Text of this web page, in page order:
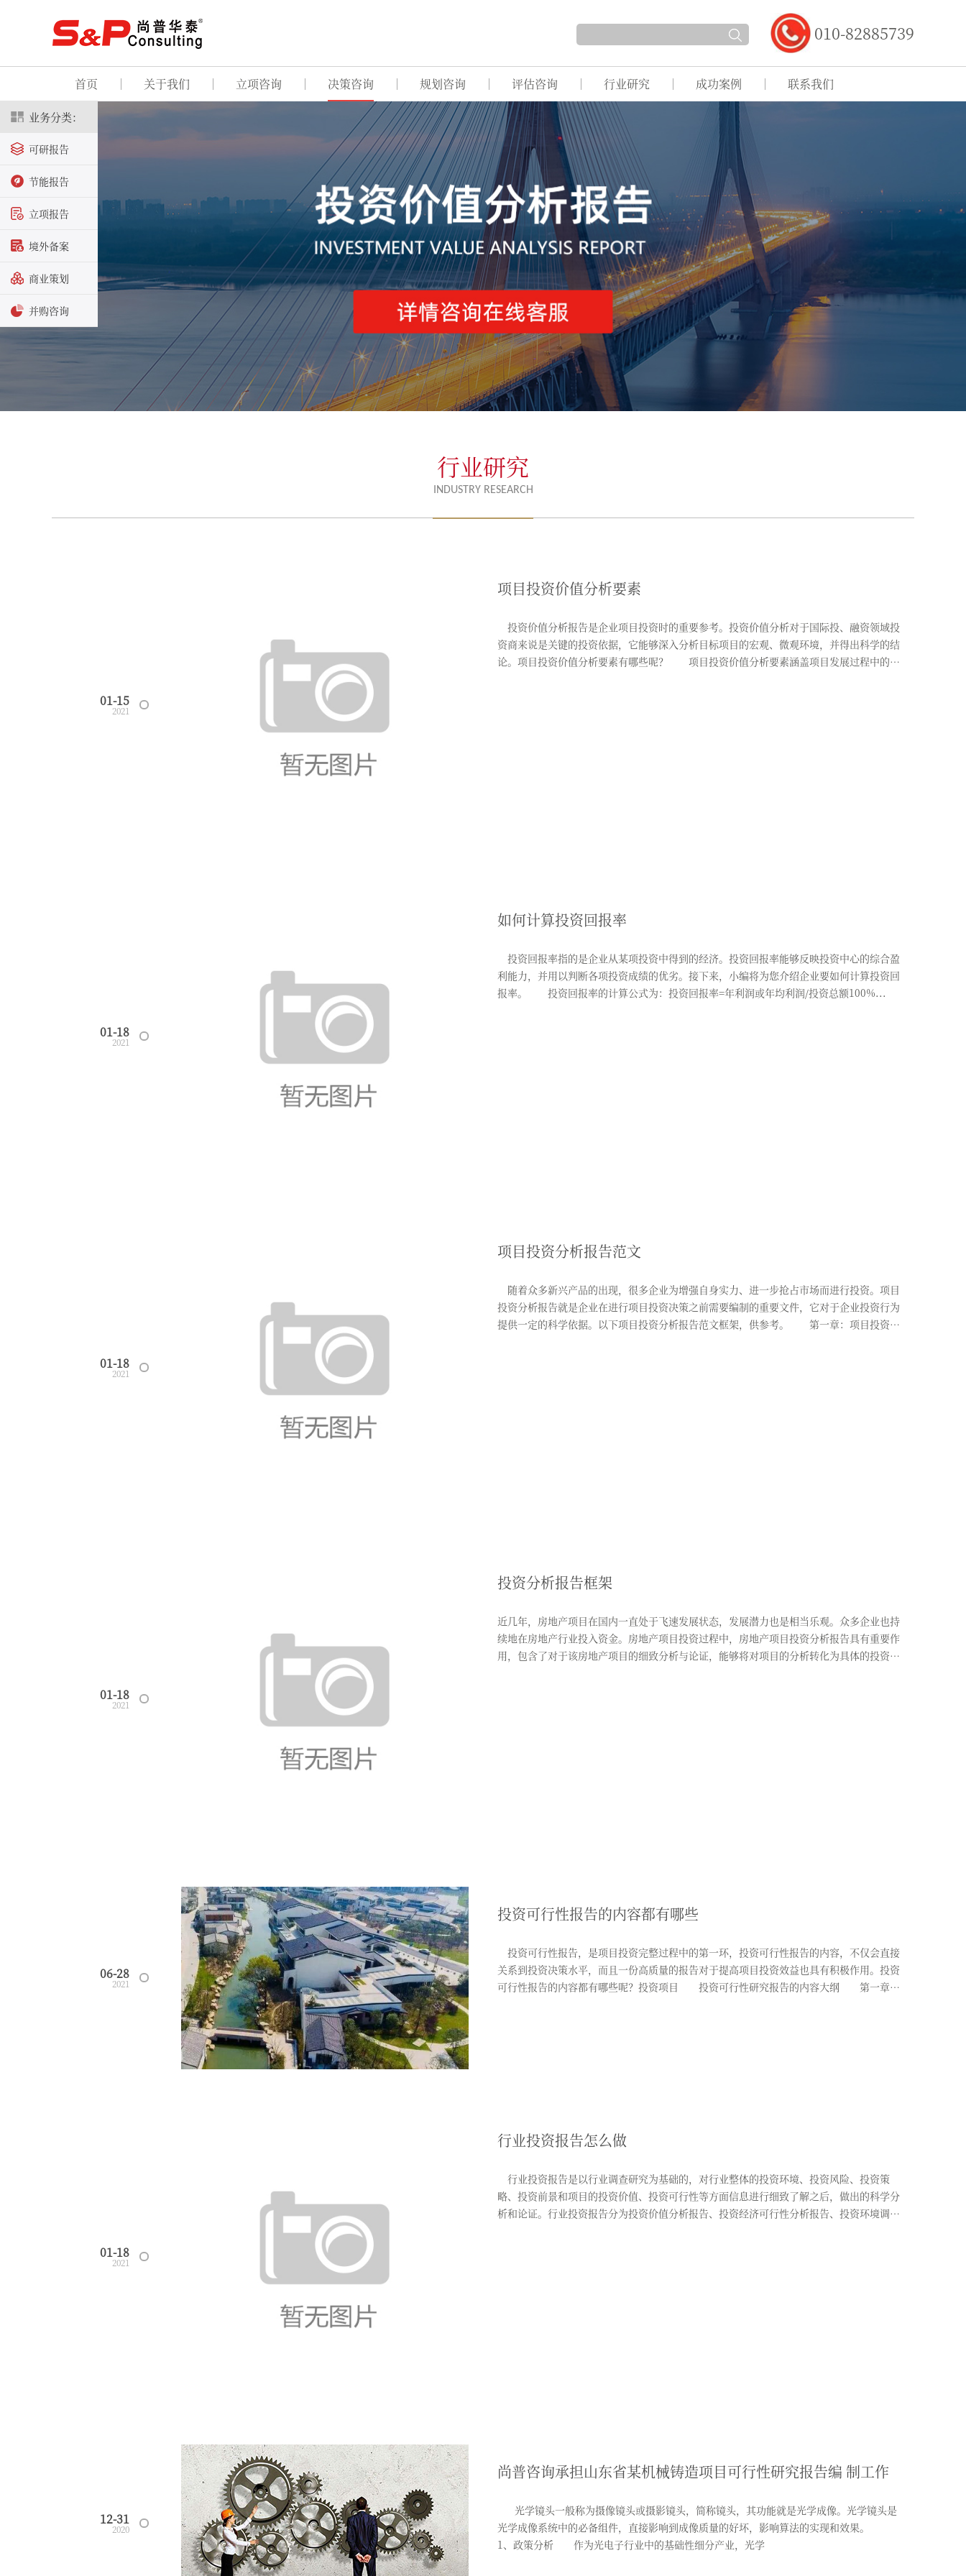
业务分类：
可研报告
节能报告
立项报告
境外备案
商业策划
并购咨询
010-82885739
首页 关于我们 立项咨询 决策咨询 规划咨询 评估咨询 行业研究 成功案例 联系我们
行业研究
INDUSTRY RESEARCH
01-15
2021
项目投资价值分析要素
投资价值分析报告是企业项目投资时的重要参考。投资价值分析对于国际投、融资领域投
资商来说是关键的投资依据，它能够深入分析目标项目的宏观、微观环境，并得出科学的结
论。项目投资价值分析要素有哪些呢？ 项目投资价值分析要素涵盖项目发展过程中的
01-18
2021
如何计算投资回报率
投资回报率指的是企业从某项投资中得到的经济。投资回报率能够反映投资中心的综合盈
利能力，并用以判断各项投资成绩的优劣。接下来，小编将为您介绍企业要如何计算投资回
报率。 投资回报率的计算公式为：投资回报率=年利润或年均利润/投资总额100%...
01-18
2021
项目投资分析报告范文
随着众多新兴产品的出现，很多企业为增强自身实力、进一步抢占市场而进行投资。项目
投资分析报告就是企业在进行项目投资决策之前需要编制的重要文件，它对于企业投资行为
提供一定的科学依据。以下项目投资分析报告范文框架，供参考。 第一章：项目投资
01-18
2021
投资分析报告框架​
近几年，房地产项目在国内一直处于飞速发展状态，发展潜力也是相当乐观。众多企业也持
续地在房地产行业投入资金。房地产项目投资过程中，房地产项目投资分析报告具有重要作
用，包含了对于该房地产项目的细致分析与论证，能够将对项目的分析转化为具体的投资
06-28
2021
投资可行性报告的内容都有哪些
投资可行性报告，是项目投资完整过程中的第一环，投资可行性报告的内容，不仅会直接
关系到投资决策水平，而且一份高质量的报告对于提高项目投资效益也具有积极作用。投资
可行性报告的内容都有哪些呢？投资项目 投资可行性研究报告的内容大纲 第一章
01-18
2021
行业投资报告怎么做
行业投资报告是以行业调查研究为基础的，对行业整体的投资环境、投资风险、投资策
略、投资前景和项目的投资价值、投资可行性等方面信息进行细致了解之后，做出的科学分
析和论证。行业投资报告分为投资价值分析报告、投资经济可行性分析报告、投资环境调查
12-31
2020
尚普咨询承担山东省某机械铸造项目可行性研究报告编 制工作
光学镜头一般称为摄像镜头或摄影镜头，简称镜头，其功能就是光学成像。光学镜头是
光学成像系统中的必备组件，直接影响到成像质量的好坏，影响算法的实现和效果。
1、政策分析 作为光电子行业中的基础性细分产业，光学